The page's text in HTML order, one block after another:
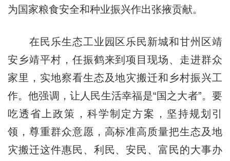
为国家粮食安全和种业振兴作出张掖贡献。
在民乐生态工业园区乐民新城和甘州区靖
安乡靖平村，任振鹤来到项目现场、走进群众
家里，实地察看生态及地灾搬迁和乡村振兴工
作。他强调，让人民生活幸福是“国之大者”。要
吃透省上政策，科学制定方案，坚持规划引
领，尊重群众意愿，高标准高质量把生态及地
灾搬迁这件惠民、利民、安民、富民的大事办